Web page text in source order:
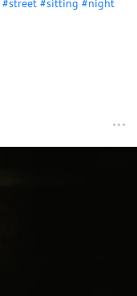
#street #sitting #night